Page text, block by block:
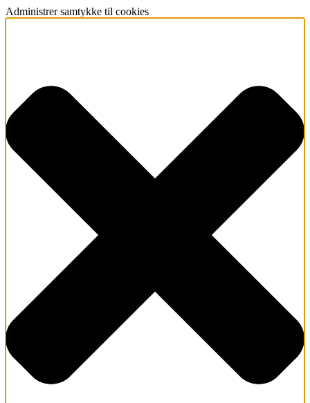
Administrer samtykke til cookies